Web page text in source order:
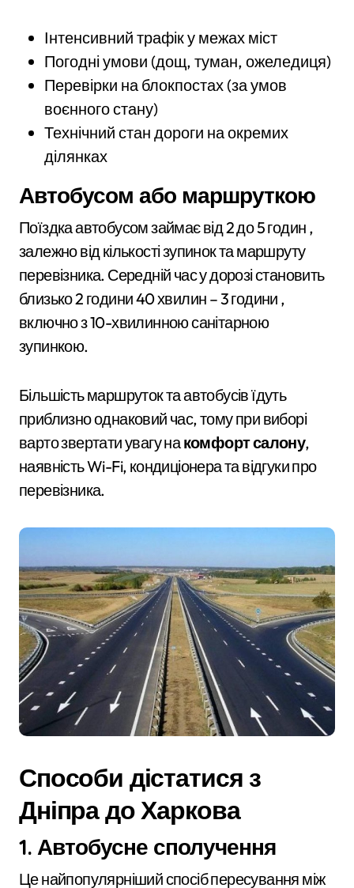
Інтенсивний трафік у межах міст
Погодні умови (дощ, туман, ожеледиця)
Перевірки на блокпостах (за умов
воєнного стану)
Технічний стан дороги на окремих
ділянках
Автобусом або маршруткою
Поїздка автобусом займає від 2 до 5 годин ,
залежно від кількості зупинок та маршруту
перевізника. Середній час у дорозі становить
близько 2 години 40 хвилин – 3 години ,
включно з 10-хвилинною санітарною
зупинкою.
Більшість маршруток та автобусів їдуть
приблизно однаковий час, тому при виборі
варто звертати увагу накомфорт салону,
наявність Wi-Fi, кондиціонера та відгуки про
перевізника.
Способи дістатися з
Дніпра до Харкова
1. Автобусне сполучення
Це найпопулярніший спосіб пересування між